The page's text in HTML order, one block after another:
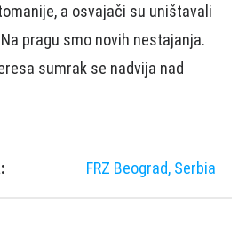
a osvajači su uništavali
pragu smo novih nestajanja.
sumrak se nadvija nad
FRZ Beograd, Serbia